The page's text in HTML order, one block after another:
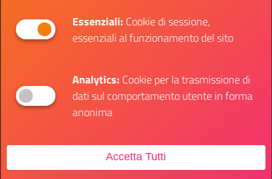
Essenziali:Cookie di sessione,
essenziali al funzionamento del sito
Analytics:Cookie per la trasmissione di
dati sul comportamento utente in forma
anonima
Accetta Tutti